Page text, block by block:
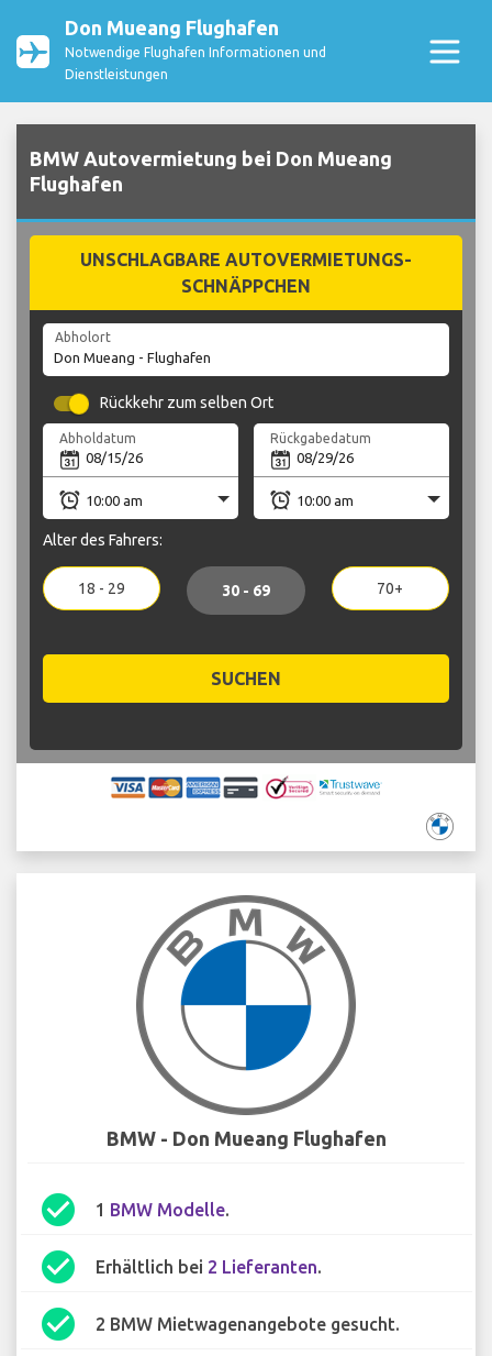
Don Mueang Flughafen
Notwendige Flughafen Informationen und
Dienstleistungen
BMW Autovermietung bei Don Mueang
Flughafen
UNSCHLAGBARE AUTOVERMIETUNGS-
SCHNÄPPCHEN
Abholort
Rückkehr zum selben Ort
Abholdatum Rückgabedatum
Alter des Fahrers:
18 - 29 30 - 69 70+
SUCHEN
BMW - Don Mueang Flughafen
check_circle 1 BMW Modelle.
check_circle Erhältlich bei 2 Lieferanten.
check_circle 2 BMW Mietwagenangebote gesucht.